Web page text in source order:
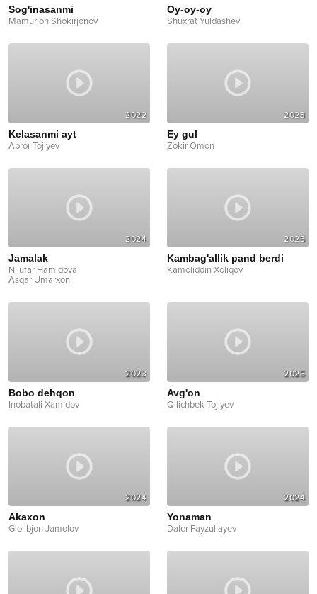
Sog'inasanmi
Mamurjon Shokirjonov
Oy-oy-oy
Shuxrat Yuldashev
2022
Kelasanmi ayt
Abror Tojiyev
2023
Ey gul
Zokir Omon
2024
Jamalak
Nilufar Hamidova
Asqar Umarxon
2025
Kambag'allik pand berdi
Kamoliddin Xoliqov
2023
Bobo dehqon
Inobatali Xamidov
2025
Avg'on
Qilichbek Tojiyev
2024
Akaxon
G'olibjon Jamolov
2024
Yonaman
Daler Fayzullayev